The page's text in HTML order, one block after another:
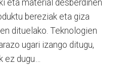
eta material desberdinen
bereziak eta giza
dituelako. Teknologien
ugari izango ditugu,
ez dugu…